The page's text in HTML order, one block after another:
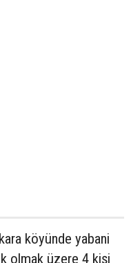
köyünde yabani
olmak üzere 4 kişi